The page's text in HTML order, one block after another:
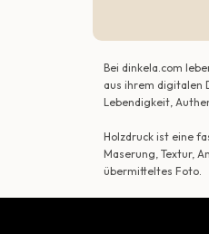
Bei dinkela.com
aus ihrem digitalen
Lebendigkeit,
Holzdruck ist eine
Maserung, Textur,
übermitteltes Foto.